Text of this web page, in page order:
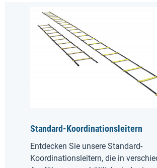
Standard-Koordinationsleitern
Entdecken Sie unsere Standard-
Koordinationsleitern, die in